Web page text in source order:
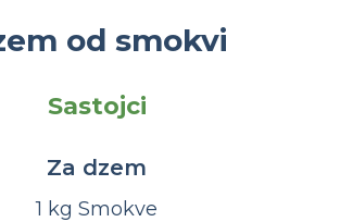
od smokvi
Sastojci
Za dzem
1 kg Smokve